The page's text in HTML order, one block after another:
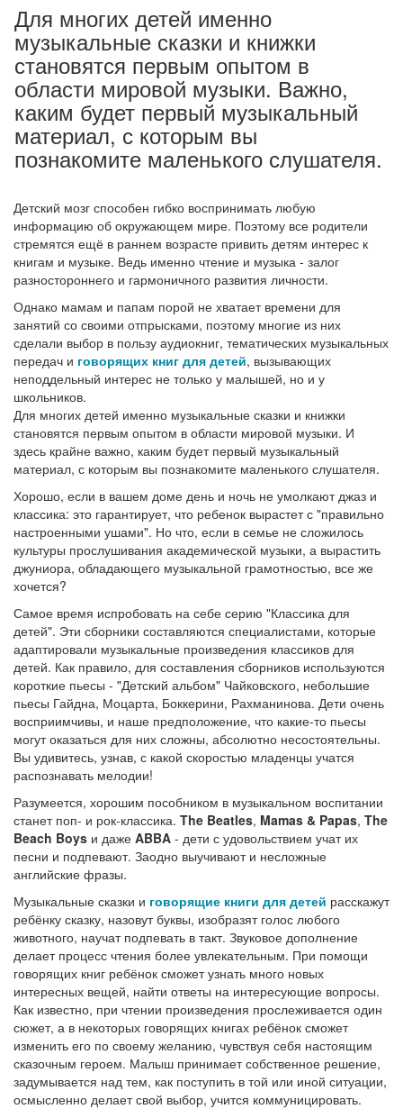
Для многих детей именно
музыкальные сказки и книжки
становятся первым опытом в
области мировой музыки. Важно,
каким будет первый музыкальный
материал, с которым вы
познакомите маленького слушателя.
Детский мозг способен гибко воспринимать любую
информацию об окружающем мире. Поэтому все родители
стремятся ещё в раннем возрасте привить детям интерес к
книгам и музыке. Ведь именно чтение и музыка - залог
разностороннего и гармоничного развития личности.
Однако мамам и папам порой не хватает времени для
занятий со своими отпрысками, поэтому многие из них
сделали выбор в пользу аудиокниг, тематических музыкальных
передач и говорящих книг для детей, вызывающих
неподдельный интерес не только у малышей, но и у
школьников.
Для многих детей именно музыкальные сказки и книжки
становятся первым опытом в области мировой музыки. И
здесь крайне важно, каким будет первый музыкальный
материал, с которым вы познакомите маленького слушателя.
Хорошо, если в вашем доме день и ночь не умолкают джаз и
классика: это гарантирует, что ребенок вырастет с "правильно
настроенными ушами". Но что, если в семье не сложилось
культуры прослушивания академической музыки, а вырастить
джуниора, обладающего музыкальной грамотностью, все же
хочется?
Самое время испробовать на себе серию "Классика для
детей". Эти сборники составляются специалистами, которые
адаптировали музыкальные произведения классиков для
детей. Как правило, для составления сборников используются
короткие пьесы - "Детский альбом" Чайковского, небольшие
пьесы Гайдна, Моцарта, Боккерини, Рахманинова. Дети очень
восприимчивы, и наше предположение, что какие-то пьесы
могут оказаться для них сложны, абсолютно несостоятельны.
Вы удивитесь, узнав, с какой скоростью младенцы учатся
распознавать мелодии!
Разумеется, хорошим пособником в музыкальном воспитании
станет поп- и рок-классика. The Beatles, Mamas & Papas, The
Beach Boys и даже ABBA - дети с удовольствием учат их
песни и подпевают. Заодно выучивают и несложные
английские фразы.
Музыкальные сказки и говорящие книги для детей расскажут
ребёнку сказку, назовут буквы, изобразят голос любого
животного, научат подпевать в такт. Звуковое дополнение
делает процесс чтения более увлекательным. При помощи
говорящих книг ребёнок сможет узнать много новых
интересных вещей, найти ответы на интересующие вопросы.
Как известно, при чтении произведения прослеживается один
сюжет, а в некоторых говорящих книгах ребёнок сможет
изменить его по своему желанию, чувствуя себя настоящим
сказочным героем. Малыш принимает собственное решение,
задумывается над тем, как поступить в той или иной ситуации,
осмысленно делает свой выбор, учится коммуницировать.